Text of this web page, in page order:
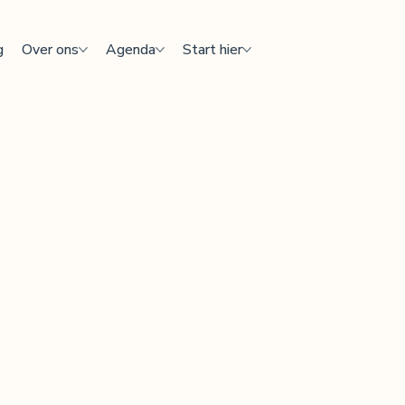
Over ons Agenda Start hier